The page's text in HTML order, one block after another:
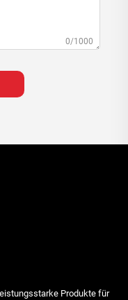
0/1000
Produkte für